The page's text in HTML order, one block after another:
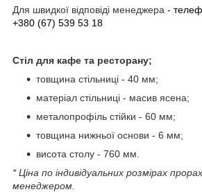
Для швидкої відповіді менеджера -
+380 (67) 539 53 18
Стіл для кафе та ресторану;
товщина стільниці - 40 мм;
матеріал стільниці - масив ясена;
металопрофіль стійки - 60 мм;
товщина нижньої основи - 6 мм;
висота столу - 760 мм.
* Ціна по індивідуальних розмірах
менеджером.